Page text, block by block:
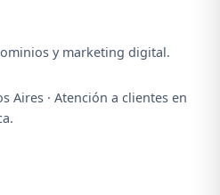
y marketing digital.
Aires · Atención a clientes en